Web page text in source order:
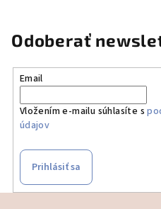
Odoberať
Email
Vložením e-mailu súhlasíte s
údajov
Prihlásiť sa